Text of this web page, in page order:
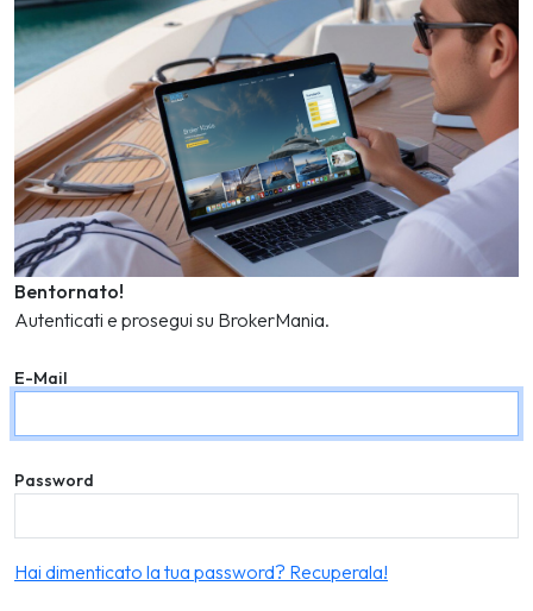
Bentornato!
Autenticati e prosegui su BrokerMania.
E-Mail
Password
Hai dimenticato la tua password? Recuperala!